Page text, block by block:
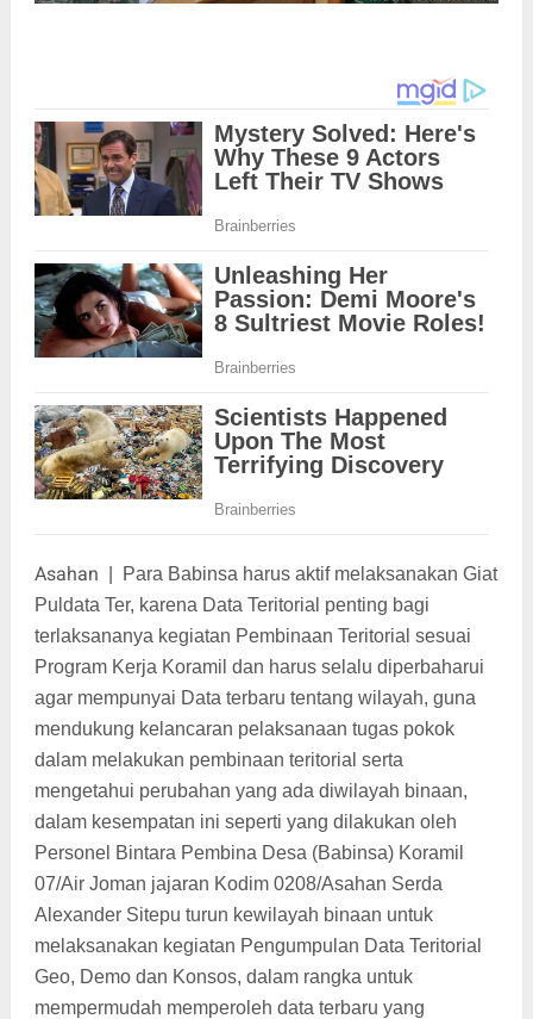
Asahan
Para Babinsa harus aktif melaksanakan Giat
Puldata Ter, karena Data Teritorial penting bagi
terlaksananya kegiatan Pembinaan Teritorial sesuai
Program Kerja Koramil dan harus selalu diperbaharui
agar mempunyai Data terbaru tentang wilayah, guna
mendukung kelancaran pelaksanaan tugas pokok
dalam melakukan pembinaan teritorial serta
mengetahui perubahan yang ada diwilayah binaan,
dalam kesempatan ini seperti yang dilakukan oleh
Personel Bintara Pembina Desa (Babinsa) Koramil
07/Air Joman jajaran Kodim 0208/Asahan Serda
Alexander Sitepu turun kewilayah binaan untuk
melaksanakan kegiatan Pengumpulan Data Teritorial
Geo, Demo dan Konsos, dalam rangka untuk
mempermudah memperoleh data terbaru yang